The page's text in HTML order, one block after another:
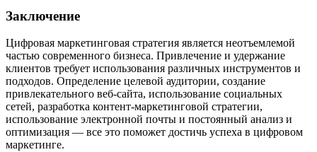
Заключение
Цифровая маркетинговая стратегия является неотъемлемой
частью современного бизнеса. Привлечение и удержание
клиентов требует использования различных инструментов и
подходов. Определение целевой аудитории, создание
привлекательного веб-сайта, использование социальных
сетей, разработка контент-маркетинговой стратегии,
использование электронной почты и постоянный анализ и
оптимизация — все это поможет достичь успеха в цифровом
маркетинге.